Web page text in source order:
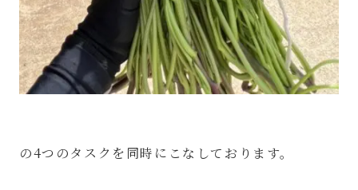
の4つのタスクを同時にこなしております。